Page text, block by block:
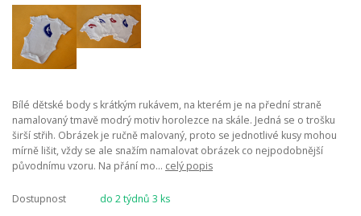
Bílé dětské body s krátkým rukávem, na kterém je na přední straně
namalovaný tmavě modrý motiv horolezce na skále. Jedná se o trošku
širší střih. Obrázek je ručně malovaný, proto se jednotlivé kusy mohou
mírně lišit, vždy se ale snažím namalovat obrázek co nejpodobnější
původnímu vzoru. Na přání mo... celý popis
Dostupnost
do 2 týdnů 3 ks